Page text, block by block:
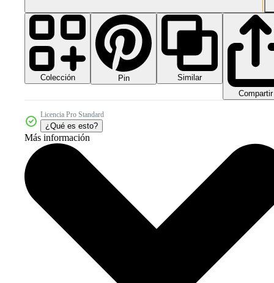
Colección Pin
Similar
Compartir
Licencia Pro Standard
¿Qué es esto?
Más información